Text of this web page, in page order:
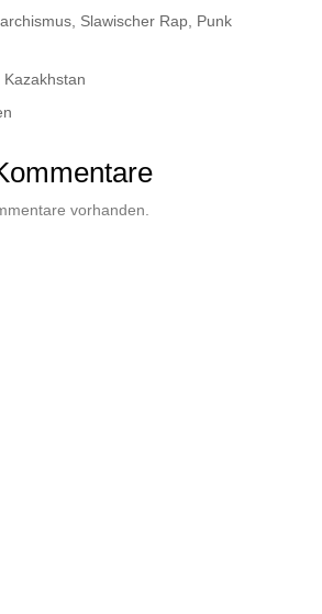
Slawischer Rap, Punk
vorhanden.